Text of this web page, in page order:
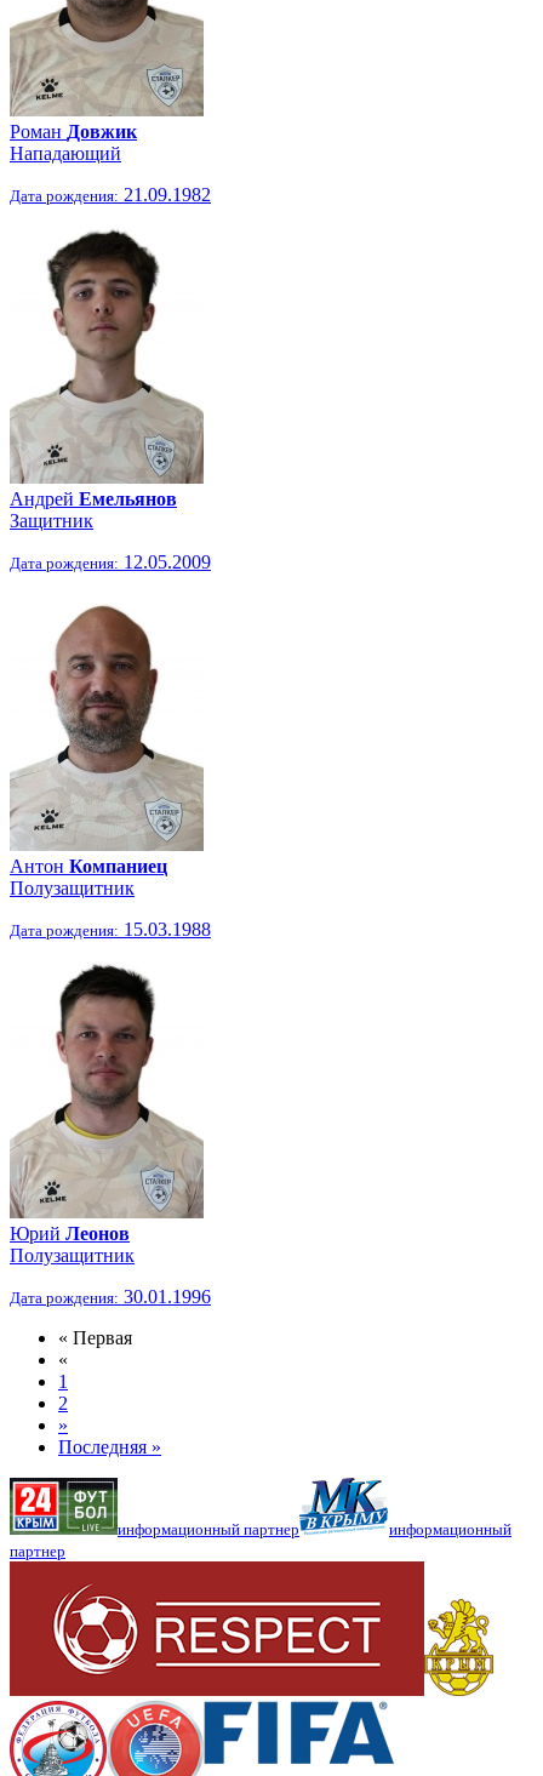
Роман Довжик
Нападающий
Дата рождения: 21.09.1982
Андрей Емельянов
Защитник
Дата рождения: 12.05.2009
Антон Компаниец
Полузащитник
Дата рождения: 15.03.1988
Юрий Леонов
Полузащитник
Дата рождения: 30.01.1996
« Первая
«
1
2
»
Последняя »
информационный партнер
информационный
партнер